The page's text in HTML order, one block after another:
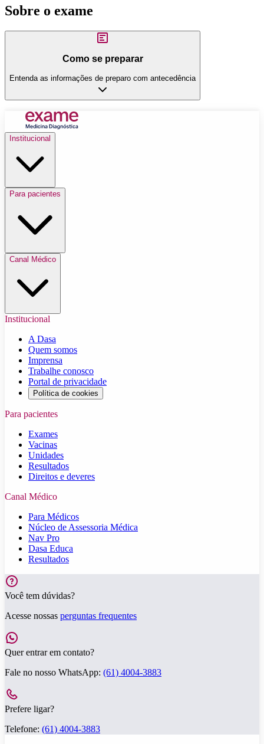
Sobre o exame
Como se preparar
Entenda as informações de preparo com antecedência
Institucional
Para pacientes
Canal Médico
Institucional
A Dasa
Quem somos
Imprensa
Trabalhe conosco
Portal de privacidade
Política de cookies
Para pacientes
Exames
Vacinas
Unidades
Resultados
Direitos e deveres
Canal Médico
Para Médicos
Núcleo de Assessoria Médica
Nav Pro
Dasa Educa
Resultados
Você tem dúvidas?
Acesse nossas perguntas frequentes
Quer entrar em contato?
Fale no nosso WhatsApp: (61) 4004-3883
Prefere ligar?
Telefone: (61) 4004-3883